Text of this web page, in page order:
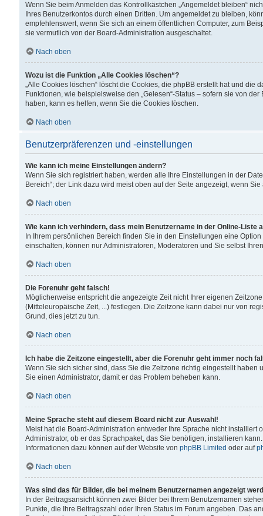
Wenn Sie beim Anmelden das Kontrollkästchen „Angemeldet bleiben“
Ihres Benutzerkontos durch einen Dritten. Um angemeldet zu bleiben,
empfehlenswert, wenn Sie sich an einem öffentlichen Computer, zum
sie vermutlich von der Board-Administration ausgeschaltet.
Nach oben
Wozu ist die Funktion „Alle Cookies löschen“?
„Alle Cookies löschen“ löscht die Cookies, die phpBB erstellt hat und
Funktionen, wie beispielsweise den „Gelesen“-Status – sofern sie von
haben, kann es helfen, wenn Sie die Cookies löschen.
Nach oben
Benutzerpräferenzen und -einstellungen
Wie kann ich meine Einstellungen ändern?
Wenn Sie sich registriert haben, werden alle Ihre Einstellungen in der
Bereich“; der Link dazu wird meist oben auf der Seite angezeigt, wenn
Nach oben
Wie kann ich verhindern, dass mein Benutzername in der Online-Liste
In Ihrem persönlichen Bereich finden Sie in den Einstellungen eine
einschalten, können nur Administratoren, Moderatoren und Sie selbst
Nach oben
Die Forenuhr geht falsch!
Möglicherweise entspricht die angezeigte Zeit nicht Ihrer eigenen
(Mitteleuropäische Zeit, ...) festlegen. Die Zeitzone kann dabei nur von
Grund, dies jetzt zu tun.
Nach oben
Ich habe die Zeitzone eingestellt, aber die Forenuhr geht immer noch
Wenn Sie sich sicher sind, dass Sie die Zeitzone richtig eingestellt
Sie einen Administrator, damit er das Problem beheben kann.
Nach oben
Meine Sprache steht auf diesem Board nicht zur Auswahl!
Meist hat die Board-Administration entweder Ihre Sprache nicht
Administrator, ob er das Sprachpaket, das Sie benötigen, installieren
Informationen dazu können auf der Website von phpBB Limited oder auf
Nach oben
Was sind das für Bilder, die bei meinem Benutzernamen angezeigt
In der Beitragsansicht können zwei Bilder bei Ihrem Benutzernamen
Punkte, die Ihre Beitragszahl oder Ihren Status im Forum angeben. Das